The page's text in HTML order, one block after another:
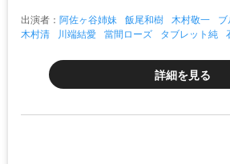
出演者： 阿佐ヶ谷姉妹 飯尾和樹 木村敬一
木村清
川端結愛 當間ローズ タブレット純
詳細を見る